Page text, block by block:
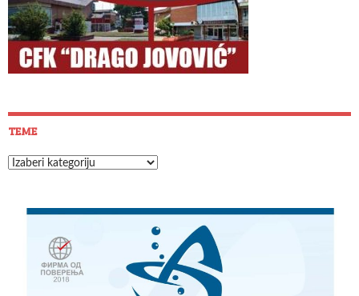
TEME
Teme